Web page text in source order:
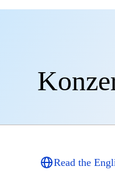
Read the